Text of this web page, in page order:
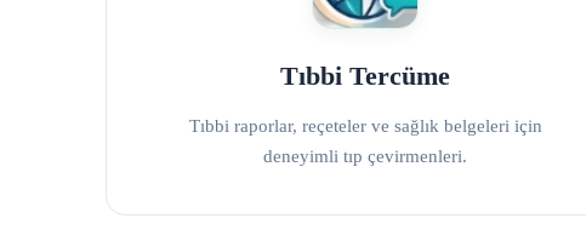
Tıbbi Tercüme
Tıbbi raporlar, reçeteler ve sağlık belgeleri için
deneyimli tıp çevirmenleri.